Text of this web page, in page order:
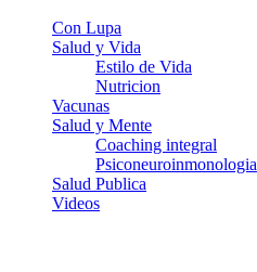
Con Lupa
Salud y Vida
Estilo de Vida
Nutricion
Vacunas
Salud y Mente
Coaching integral
Psiconeuroinmonologia
Salud Publica
Videos